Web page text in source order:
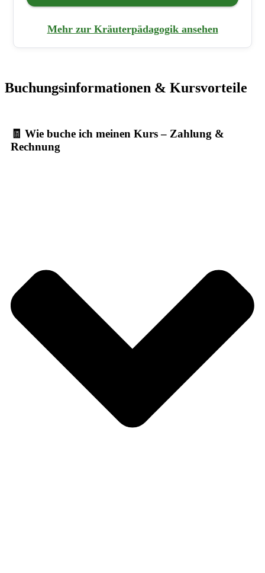
Mehr zur Kräuterpädagogik ansehen
Buchungsinformationen & Kursvorteile
🧾 Wie buche ich meinen Kurs – Zahlung &
Rechnung